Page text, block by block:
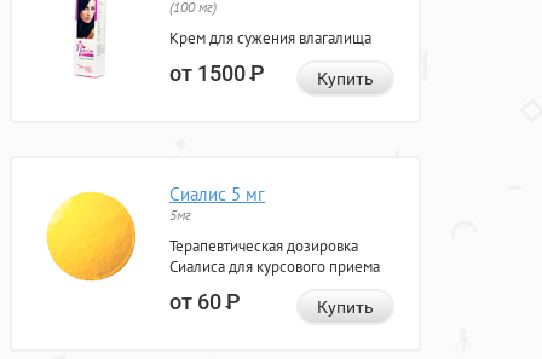
(100 мг)
Крем для сужения влагалища
от 1500Р Купить
Сиалис 5 мг
5мг
Терапевтическая дозировка
Сиалиса для курсового приема
от 60Р Купить